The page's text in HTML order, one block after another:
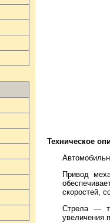
Техническое
Привод
скоростей,
Стрела —
увеличения